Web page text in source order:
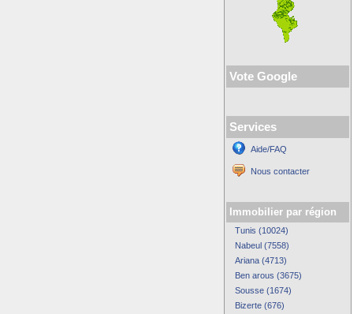
Vote Google
Services
Aide/FAQ
Nous contacter
Immobilier par région
Tunis (10024)
Nabeul (7558)
Ariana (4713)
Ben arous (3675)
Sousse (1674)
Bizerte (676)